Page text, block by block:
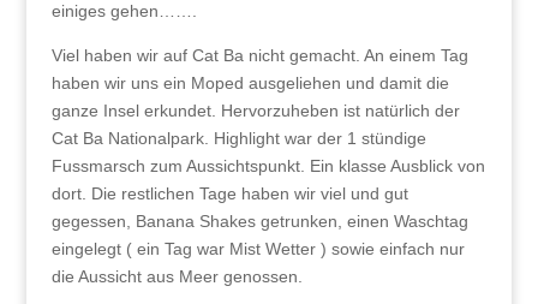
einiges gehen…….
Viel haben wir auf Cat Ba nicht gemacht. An einem Tag
haben wir uns ein Moped ausgeliehen und damit die
ganze Insel erkundet. Hervorzuheben ist natürlich der
Cat Ba Nationalpark. Highlight war der 1 stündige
Fussmarsch zum Aussichtspunkt. Ein klasse Ausblick von
dort. Die restlichen Tage haben wir viel und gut
gegessen, Banana Shakes getrunken, einen Waschtag
eingelegt ( ein Tag war Mist Wetter ) sowie einfach nur
die Aussicht aus Meer genossen.